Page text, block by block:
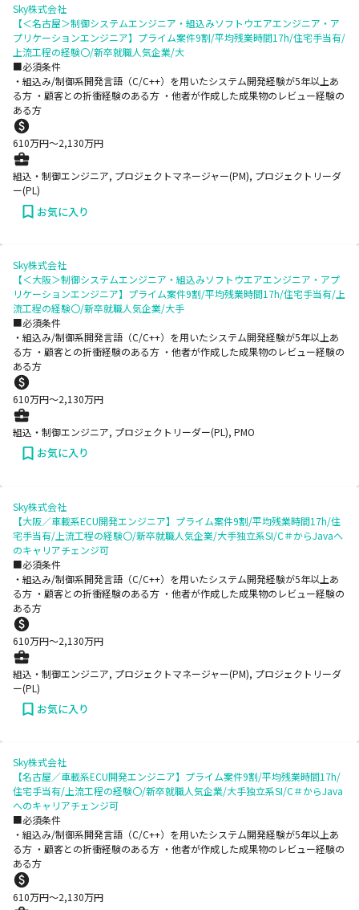
Sky株式会社
【＜名古屋＞制御システムエンジニア・組込みソフトウエアエンジニア・ア
プリケーションエンジニア】プライム案件9割/平均残業時間17h/住宅手当有/
上流工程の経験〇/新卒就職人気企業/大
■必須条件
・組込み/制御系開発言語（C/C++）を用いたシステム開発経験が5年以上あ
る方 ・顧客との折衝経験のある方 ・他者が作成した成果物のレビュー経験の
ある方
610万円〜2,130万円
組込・制御エンジニア, プロジェクトマネージャー(PM), プロジェクトリーダ
ー(PL)
お気に入り
Sky株式会社
【＜大阪＞制御システムエンジニア・組込みソフトウエアエンジニア・アプ
リケーションエンジニア】プライム案件9割/平均残業時間17h/住宅手当有/上
流工程の経験〇/新卒就職人気企業/大手
■必須条件
・組込み/制御系開発言語（C/C++）を用いたシステム開発経験が5年以上あ
る方 ・顧客との折衝経験のある方 ・他者が作成した成果物のレビュー経験の
ある方
610万円〜2,130万円
組込・制御エンジニア, プロジェクトリーダー(PL), PMO
お気に入り
Sky株式会社
【大阪／車載系ECU開発エンジニア】プライム案件9割/平均残業時間17h/住
宅手当有/上流工程の経験〇/新卒就職人気企業/大手独立系SI/C＃からJavaへ
のキャリアチェンジ可
■必須条件
・組込み/制御系開発言語（C/C++）を用いたシステム開発経験が5年以上あ
る方 ・顧客との折衝経験のある方 ・他者が作成した成果物のレビュー経験の
ある方
610万円〜2,130万円
組込・制御エンジニア, プロジェクトマネージャー(PM), プロジェクトリーダ
ー(PL)
お気に入り
Sky株式会社
【名古屋／車載系ECU開発エンジニア】プライム案件9割/平均残業時間17h/
住宅手当有/上流工程の経験〇/新卒就職人気企業/大手独立系SI/C＃からJava
へのキャリアチェンジ可
■必須条件
・組込み/制御系開発言語（C/C++）を用いたシステム開発経験が5年以上あ
る方 ・顧客との折衝経験のある方 ・他者が作成した成果物のレビュー経験の
ある方
610万円〜2,130万円